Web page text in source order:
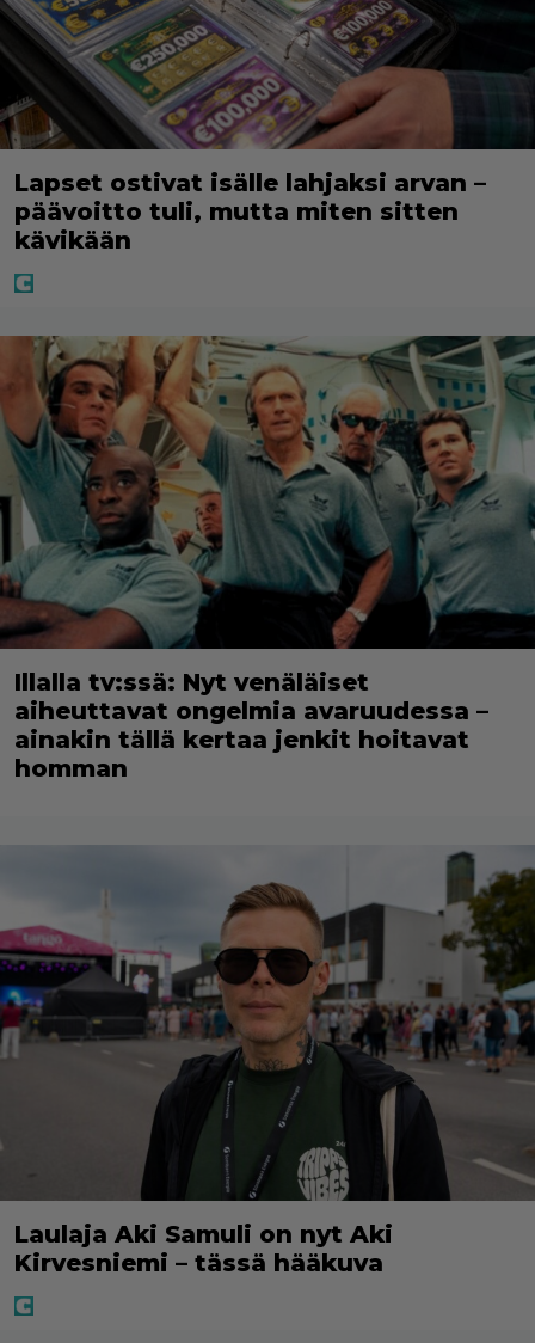
Lapset ostivat isälle lahjaksi arvan –
päävoitto tuli, mutta miten sitten
kävikään
Illalla tv:ssä: Nyt venäläiset
aiheuttavat ongelmia avaruudessa –
ainakin tällä kertaa jenkit hoitavat
homman
Laulaja Aki Samuli on nyt Aki
Kirvesniemi – tässä hääkuva